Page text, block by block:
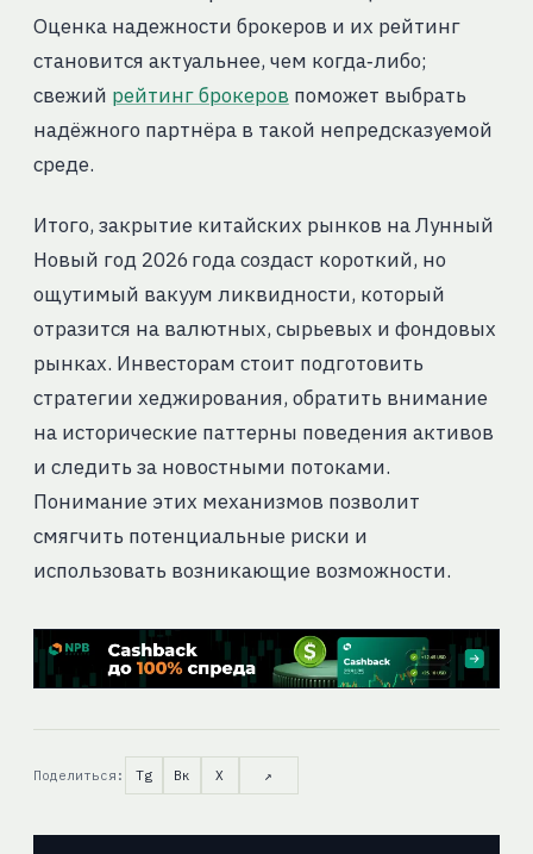
Оценка надежности брокеров и их рейтинг
становится актуальнее, чем когда‑либо;
свежий рейтинг брокеров поможет выбрать
надёжного партнёра в такой непредсказуемой
среде.
Итого, закрытие китайских рынков на Лунный
Новый год 2026 года создаст короткий, но
ощутимый вакуум ликвидности, который
отразится на валютных, сырьевых и фондовых
рынках. Инвесторам стоит подготовить
стратегии хеджирования, обратить внимание
на исторические паттерны поведения активов
и следить за новостными потоками.
Понимание этих механизмов позволит
смягчить потенциальные риски и
использовать возникающие возможности.
Поделиться: Tg Вк X ↗